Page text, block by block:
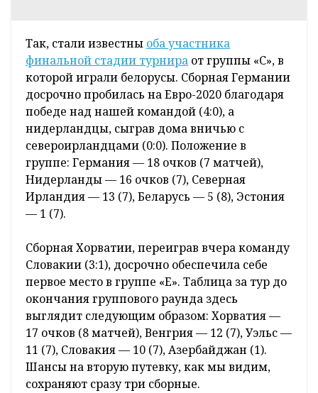
Так, стали известны оба участника
финальной стадии турнира от группы «С», в
которой играли белорусы. Сборная Германии
досрочно пробилась на Евро-2020 благодаря
победе над нашей командой (4:0), а
нидерландцы, сыграв дома вничью с
североирландцами (0:0). Положение в
группе: Германия — 18 очков (7 матчей),
Нидерланды — 16 очков (7), Северная
Ирландия — 13 (7), Беларусь — 5 (8), Эстония
— 1 (7).
Сборная Хорватии, переиграв вчера команду
Словакии (3:1), досрочно обеспечила себе
первое место в группе «Е». Таблица за тур до
окончания группового раунда здесь
выглядит следующим образом: Хорватия —
17 очков (8 матчей), Венгрия — 12 (7), Уэльс —
11 (7), Словакия — 10 (7), Азербайджан (1).
Шансы на вторую путевку, как мы видим,
сохраняют сразу три сборные.